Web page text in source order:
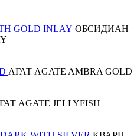
ОБСИДИАН
АГАТ AGATE AMBRA GOLD
AGATE JELLYFISH